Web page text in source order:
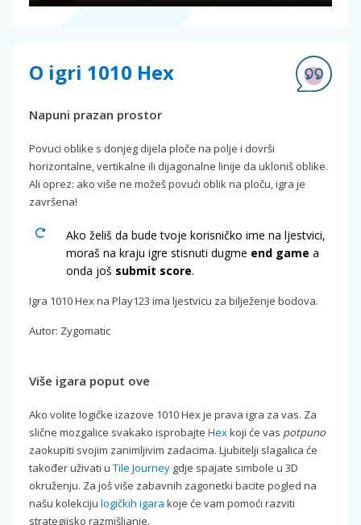
O igri 1010 Hex
Napuni prazan prostor
Povuci oblike s donjeg dijela ploče na polje i dovrši
horizontalne, vertikalne ili dijagonalne linije da ukloniš oblike.
Ali oprez: ako više ne možeš povući oblik na ploču, igra je
završena!
Ako želiš da bude tvoje korisničko ime na ljestvici,
moraš na kraju igre stisnuti dugme end game a
onda još submit score.
Igra 1010 Hex na Play123 ima ljestvicu za bilježenje bodova.
Autor: Zygomatic
Više igara poput ove
Ako volite logičke izazove 1010 Hex je prava igra za vas. Za
slične mozgalice svakako isprobajte Hexkoji će vas potpuno
zaokupiti svojim zanimljivim zadacima. Ljubitelji slagalica će
također uživati u Tile Journey gdje spajate simbole u 3D
okruženju. Za još više zabavnih zagonetki bacite pogled na
našu kolekciju logičkih igara koje će vam pomoći razviti
strategijsko razmišljanje.